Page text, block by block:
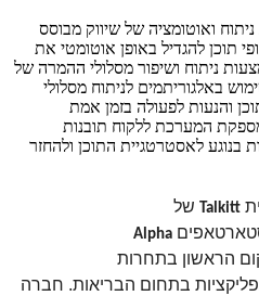
ואוטומציה של שיווק מבוסס
תוכן להגדיל באופן אוטומטי את
ניתוח ושיפור מסלולי ההמרה של
באלגוריתמים לניתוח מסלולי
והנעות לפעולה בזמן אמת
המערכת ללקוח תובנות
לאסטרטגיית התוכן ולהחזר
Talkitt של
Alpha
הראשון בתחרות
בתחום הבריאות. חברה